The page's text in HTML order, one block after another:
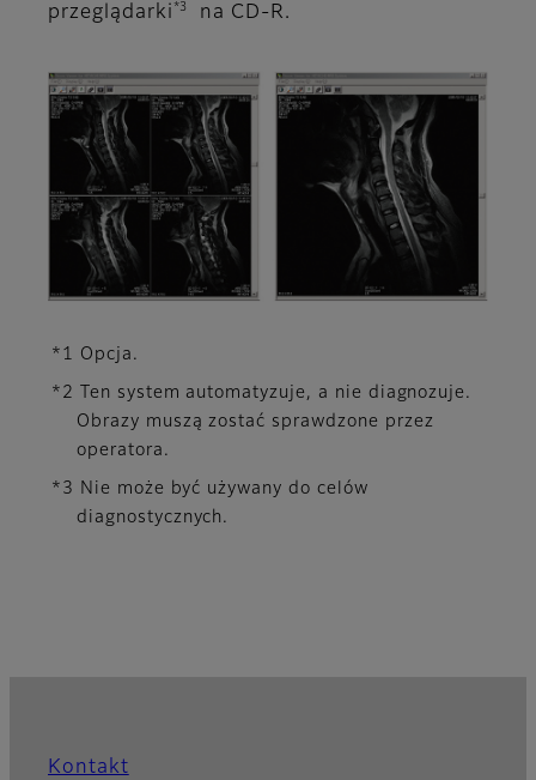
przeglądarki *3 na CD-R.
*1 Opcja.
*2 Ten system automatyzuje, a nie diagnozuje.
Obrazy muszą zostać sprawdzone przez
operatora.
*3 Nie może być używany do celów
diagnostycznych.
Kontakt